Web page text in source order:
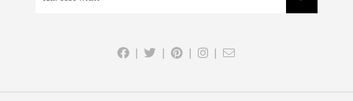
| | | |